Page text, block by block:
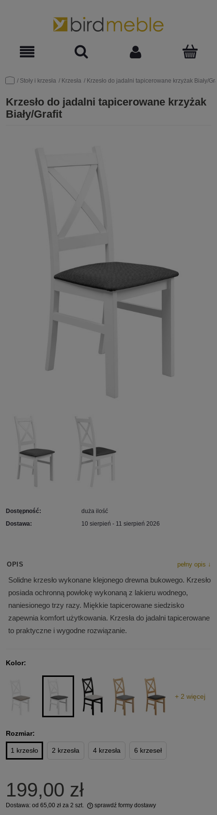
Stoły i krzesła Krzesła Krzesło do jadalni tapicerowane krzyżak Biały/
Krzesło do jadalni tapicerowane krzyżak
Biały/Grafit
Dostępność:
duża ilość
Dostawa:
10 sierpień - 11 sierpień 2026
OPIS pełny opis ↓
Solidne krzesło wykonane klejonego drewna bukowego. Krzesło
posiada ochronną powłokę wykonaną z lakieru wodnego,
naniesionego trzy razy. Miękkie tapicerowane siedzisko
zapewnia komfort użytkowania. Krzesła do jadalni tapicerowane
to praktyczne i wygodne rozwiązanie.
Kolor:
+ 2 więcej
Rozmiar:
1 krzesło 2 krzesła 4 krzesła 6 krzeseł
199,00 zł
Dostawa: od 65,00 zł za 2 szt. sprawdź formy dostawy